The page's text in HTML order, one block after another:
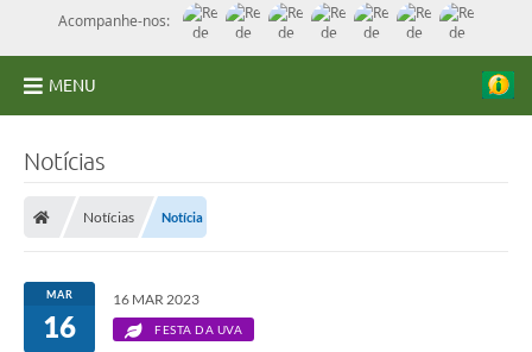
Acompanhe-nos:
MENU
Licitações
Transparência
Notícias
Notícias Notícia
MAR
16
16 MAR 2023
FESTA DA UVA